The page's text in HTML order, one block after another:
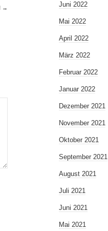
→ Juni 2022
Mai 2022
April 2022
März 2022
Februar 2022
Januar 2022
Dezember 2021
November 2021
Oktober 2021
September 2021
August 2021
Juli 2021
Juni 2021
Mai 2021